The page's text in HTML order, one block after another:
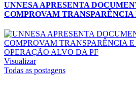
UNNESA APRESENTA
COMPROVAM
Visualizar
Todas as postagens